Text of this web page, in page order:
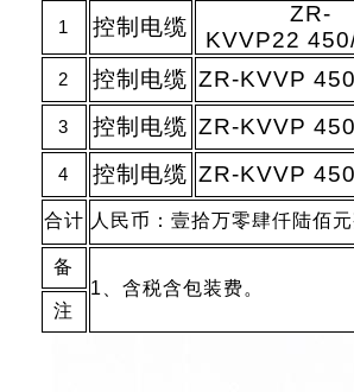
1 控制电缆
ZR-
KVVP22
2 控制电缆 ZR-KVVP
3 控制电缆 ZR-KVVP
4 控制电缆 ZR-KVVP
合计 人民币：壹拾万零肆仟陆佰
备
1、含税含包装费。
注